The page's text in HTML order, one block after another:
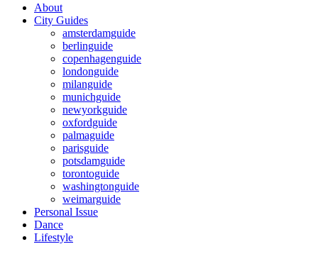
About
City Guides
amsterdamguide
berlinguide
copenhagenguide
londonguide
milanguide
munichguide
newyorkguide
oxfordguide
palmaguide
parisguide
potsdamguide
torontoguide
washingtonguide
weimarguide
Personal Issue
Dance
Lifestyle